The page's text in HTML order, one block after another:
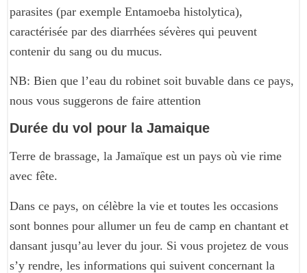
parasites (par exemple Entamoeba histolytica),
caractérisée par des diarrhées sévères qui peuvent
contenir du sang ou du mucus.
NB: Bien que l’eau du robinet soit buvable dans ce pays,
nous vous suggerons de faire attention
Durée du vol pour la Jamaique
Terre de brassage, la Jamaïque est un pays où vie rime
avec fête.
Dans ce pays, on célèbre la vie et toutes les occasions
sont bonnes pour allumer un feu de camp en chantant et
dansant jusqu’au lever du jour. Si vous projetez de vous
s’y rendre, les informations qui suivent concernant la